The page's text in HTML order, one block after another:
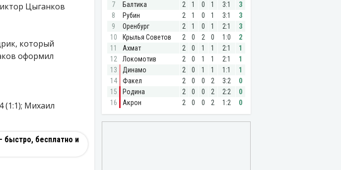
Цыганков
который
оформил
(1:1); Михаил
быстро, бесплатно и